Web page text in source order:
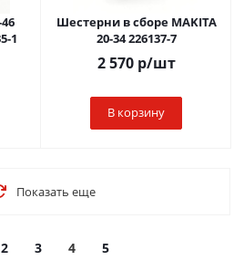
1
Шестерни в сборе MAKITA
20-34 226137-7
2 570р/шт
В корзину
Показать еще
2 3 4 5